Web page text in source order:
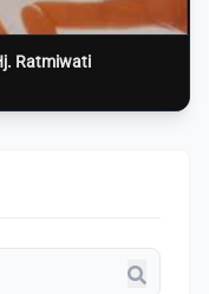
Ratmiwati